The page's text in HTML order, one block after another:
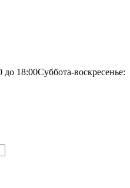
до 18:00Суббота-воскресенье: